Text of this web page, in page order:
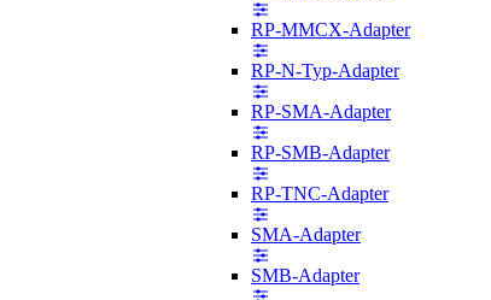
RP-MMCX-Adapter
RP-N-Typ-Adapter
RP-SMA-Adapter
RP-SMB-Adapter
RP-TNC-Adapter
SMA-Adapter
SMB-Adapter